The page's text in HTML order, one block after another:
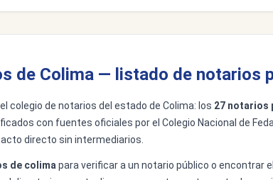
de Colima — listado de notarios
colegio de notarios del estado de Colima: los 27 notarios
con fuentes oficiales por el Colegio Nacional de
directo sin intermediarios.
de colima para verificar a un notario público o encontrar